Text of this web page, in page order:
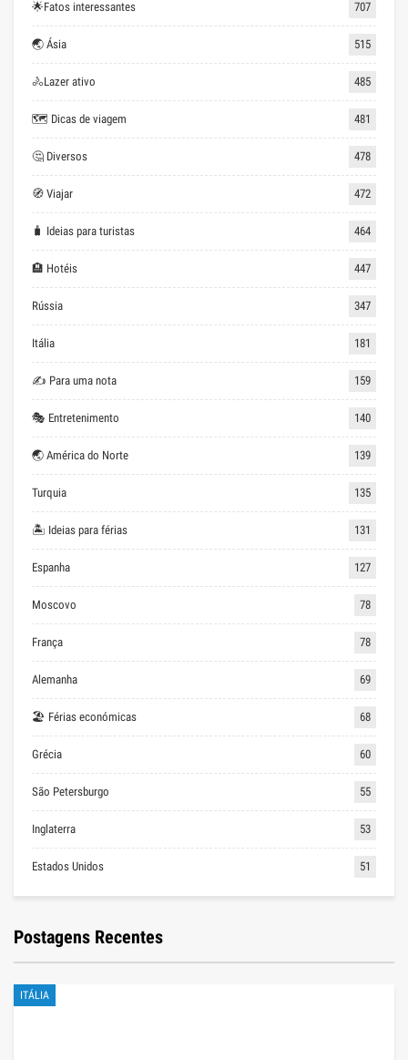
🌟Fatos interessantes 707
🌏 Ásia 515
🚴Lazer ativo 485
🗺 Dicas de viagem 481
🤔 Diversos 478
🧭 Viajar 472
🧳 Ideias para turistas 464
🏨 Hotéis 447
Rússia 347
Itália 181
✍ Para uma nota 159
🎭 Entretenimento 140
🌏 América do Norte 139
Turquia 135
🏝 Ideias para férias 131
Espanha 127
Moscovo 78
França 78
Alemanha 69
🏖 Férias económicas 68
Grécia 60
São Petersburgo 55
Inglaterra 53
Estados Unidos 51
Postagens Recentes
ITÁLIA